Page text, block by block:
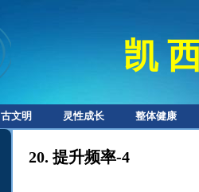
凯
古文明 灵性成长 整体健康
20. 提升频率-4